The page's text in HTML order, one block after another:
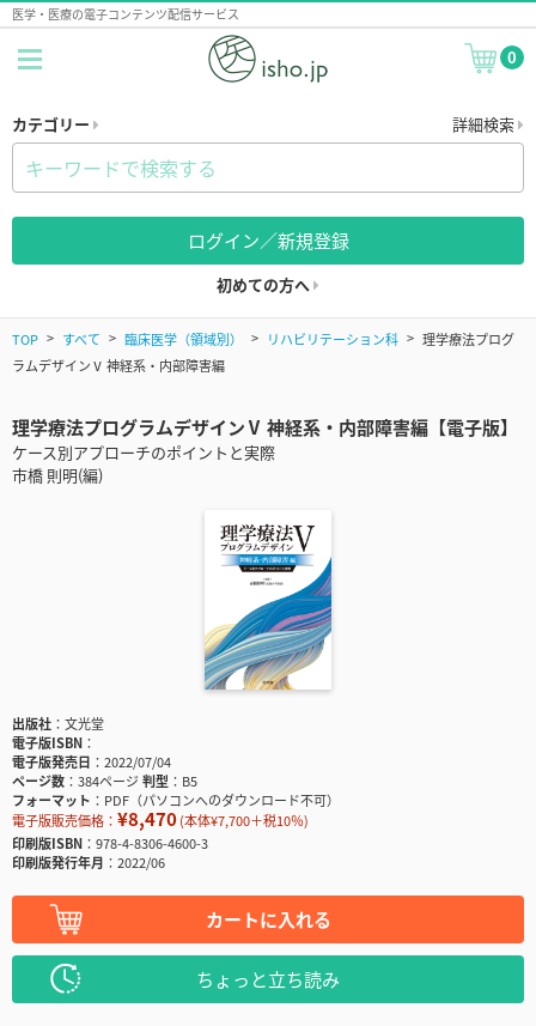
医学・医療の電子コンテンツ配信サービス
0
カテゴリー 詳細検索
ログイン／新規登録
初めての方へ
TOP すべて 臨床医学（領域別） リハビリテーション科
理学療法プログ
ラムデザインⅤ 神経系・内部障害編
理学療法プログラムデザインⅤ 神経系・内部障害編【電子版】
ケース別アプローチのポイントと実際
市橋 則明(編)
出版社
文光堂
電子版ISBN
電子版発売日
2022/07/04
ページ数
384ページ判型
B5
フォーマット
PDF（パソコンへのダウンロード不可）
電子版販売価格： ¥8,470(本体¥7,700＋税10％)
印刷版ISBN
978-4-8306-4600-3
印刷版発行年月
2022/06
カートに入れる
ちょっと立ち読み